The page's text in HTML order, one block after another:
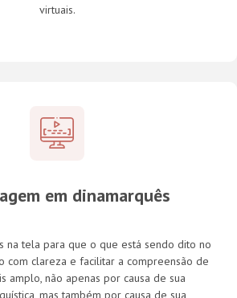
virtuais.
em dinamarquês
na tela para que o que está sendo dito no
com clareza e facilitar a compreensão de
amplo, não apenas por causa de sua
mas também por causa de sua